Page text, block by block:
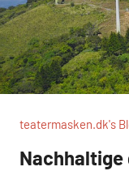
teatermasken.dk's